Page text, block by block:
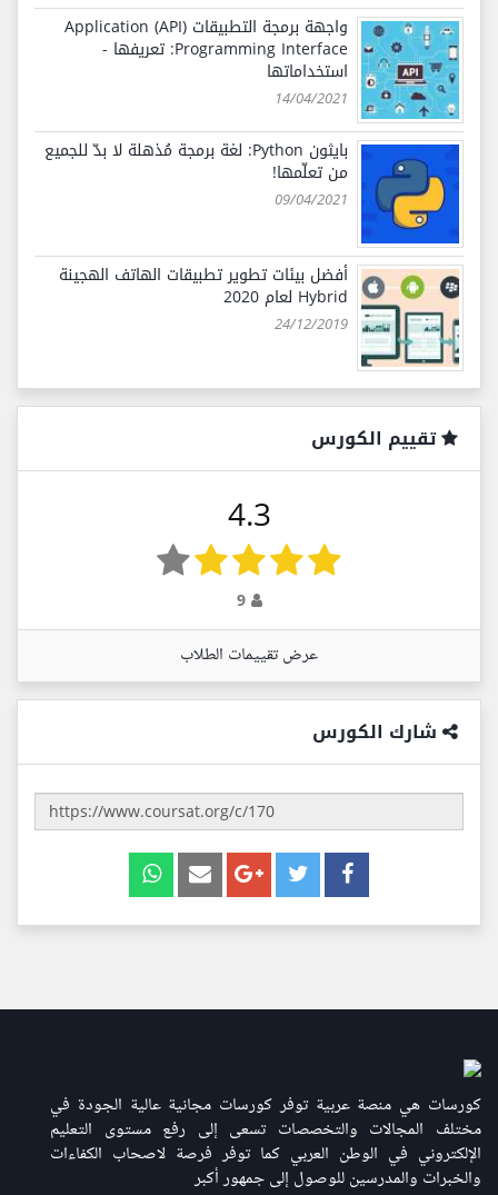
واجهة برمجة التطبيقات (API) Application
Programming Interface: تعريفها -
استخداماتها
14/04/2021
بايثون Python: لغة برمجة مُذهلة لا بدّ للجميع
من تعلّمها!
09/04/2021
أفضل بيئات تطوير تطبيقات الهاتف الهجينة
Hybrid لعام 2020
24/12/2019
تقييم الكورس
4.3
9
عرض تقييمات الطلاب
شارك الكورس
كورسات هي منصة عربية توفر كورسات مجانية عالية الجودة في
مختلف المجالات والتخصصات تسعى إلى رفع مستوى التعليم
الإلكتروني في الوطن العربي كما توفر فرصة لاصحاب الكفاءات
والخبرات والمدرسين للوصول إلى جمهور أكبر